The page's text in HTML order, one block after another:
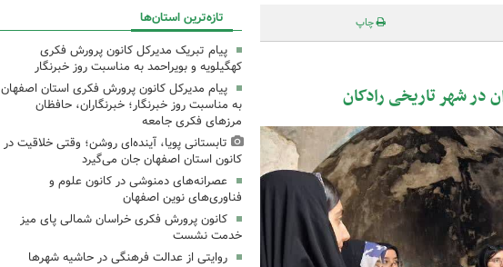
چاپ
در شهر تاریخی رادکان
تازه‌ترین استان‌ها
پیام تبریک مدیرکل کانون پرورش فکری
کهگیلویه و بویراحمد به مناسبت روز خبرنگار
پیام مدیرکل کانون پرورش فکری استان اصفهان
به مناسبت روز خبرنگار؛ خبرنگاران، حافظان
مرزهای فکری جامعه
تابستانی پویا، آینده‌ای روشن؛ وقتی خلاقیت در
کانون استان اصفهان جان می‌گیرد
عصرانه‌های دمنوشی در کانون علوم و
فناوری‌های نوین اصفهان
کانون پرورش فکری خراسان شمالی پای میز
خدمت نشست
روایتی از عدالت فرهنگی در حاشیه شهرها